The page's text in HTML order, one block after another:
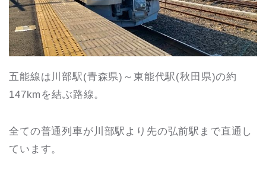
五能線は川部駅(青森県)～東能代駅(秋田県)の約
147kmを結ぶ路線。
全ての普通列車が川部駅より先の弘前駅まで直通し
ています。